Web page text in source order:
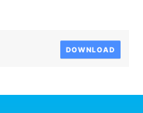
DOWNLOAD